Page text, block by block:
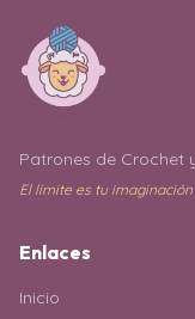
Patrones de Crochet
El límite es tu imaginación
Enlaces
Inicio